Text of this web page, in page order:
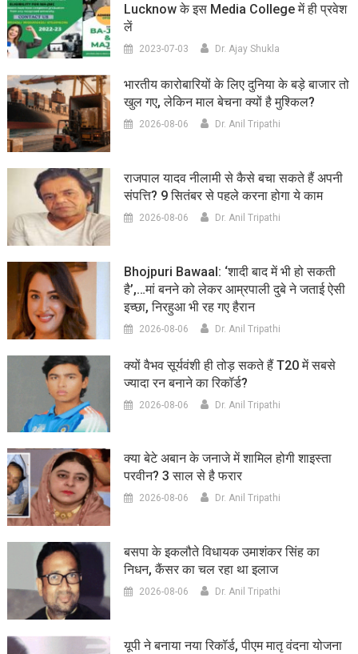
Lucknow के इस Media College में ही प्रवेश
लें
2023-07-03 Dr. Ajay Shukla
भारतीय कारोबारियों के लिए दुनिया के बड़े बाजार तो
खुल गए, लेकिन माल बेचना क्यों है मुश्किल?
2026-08-06 Dr. Anil Tripathi
राजपाल यादव नीलामी से कैसे बचा सकते हैं अपनी
संपत्ति? 9 सितंबर से पहले करना होगा ये काम
2026-08-06 Dr. Anil Tripathi
Bhojpuri Bawaal: ‘शादी बाद में भी हो सकती
है’,…मां बनने को लेकर आम्रपाली दुबे ने जताई ऐसी
इच्छा, निरहुआ भी रह गए हैरान
2026-08-06 Dr. Anil Tripathi
क्यों वैभव सूर्यवंशी ही तोड़ सकते हैं T20 में सबसे
ज्यादा रन बनाने का रिकॉर्ड?
2026-08-06 Dr. Anil Tripathi
क्या बेटे अबान के जनाजे में शामिल होगी शाइस्ता
परवीन? 3 साल से है फरार
2026-08-06 Dr. Anil Tripathi
बसपा के इकलौते विधायक उमाशंकर सिंह का
निधन, कैंसर का चल रहा था इलाज
2026-08-06 Dr. Anil Tripathi
यूपी ने बनाया नया रिकॉर्ड, पीएम मातृ वंदना योजना